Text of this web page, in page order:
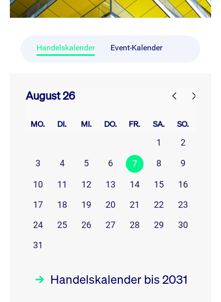
Handelskalender Event-Kalender
August 26
MO. DI. MI. DO. FR. SA. SO.
1
2
3
4 5 6 7 8 9
10 11 12 13 14 15
16
17
18 19 20 21 22
23
24
25 26 27 28 29
30
31
Handelskalender bis 2031